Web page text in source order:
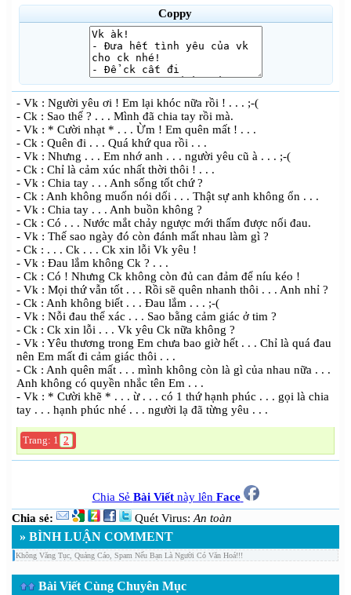
Coppy
- Vk : Người yêu ơi ! Em lại khóc nữa rồi ! . . . ;-(
- Ck : Sao thế ? . . . Mình đã chia tay rồi mà.
- Vk : * Cười nhạt * . . . Ừm ! Em quên mất ! . . .
- Ck : Quên đi . . . Quá khứ qua rồi . . .
- Vk : Nhưng . . . Em nhớ anh . . . người yêu cũ à . . . ;-(
- Ck : Chỉ là cảm xúc nhất thời thôi ! . . .
- Vk : Chia tay . . . Anh sống tốt chứ ?
- Ck : Anh không muốn nói dối . . . Thật sự anh không ổn . . .
- Vk : Chia tay . . . Anh buồn không ?
- Ck : Có . . . Nước mắt chảy ngược mới thấm được nối đau.
- Vk : Thế sao ngày đó còn đánh mất nhau làm gì ?
- Ck : . . . Ck . . . Ck xin lỗi Vk yêu !
- Vk : Đau lắm không Ck ? . . .
- Ck : Có ! Nhưng Ck không còn đủ can đảm để níu kéo !
- Vk : Mọi thứ vẫn tốt . . . Rồi sẽ quên nhanh thôi . . . Anh nhỉ ?
- Ck : Anh không biết . . . Đau lắm . . . ;-(
- Vk : Nỗi đau thể xác . . . Sao bằng cảm giác ở tim ?
- Ck : Ck xin lỗi . . . Vk yêu Ck nữa không ?
- Vk : Yêu thương trong Em chưa bao giờ hết . . . Chỉ là quá đau
nên Em mất đi cảm giác thôi . . .
- Ck : Anh quên mất . . . mình không còn là gì của nhau nữa . . .
Anh không có quyền nhắc tên Em . . .
- Vk : * Cười khẽ * . . . ừ . . . có 1 thứ hạnh phúc . . . gọi là chia
tay . . . hạnh phúc nhé . . . người lạ đã từng yêu . . .
Trang: 1 2
Chia Sẻ Bài Viếtnày lên Face
Chia sẻ:
Quét Virus: An toàn
» BÌNH LUẬN COMMENT
Không Văng Tục, Quảng Cáo, Spam Nếu Bạn Là Người Có Văn Hoá!!!
Bài Viết Cùng Chuyên Mục